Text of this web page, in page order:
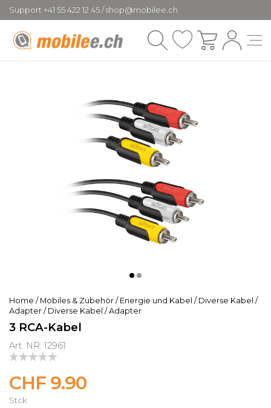
Support +41 55 422 12 45 / shop@mobilee.ch
Home / Mobiles & Zubehör / Energie und Kabel / Diverse Kabel /
Adapter / Diverse Kabel / Adapter
3 RCA-Kabel
Art. NR: 12961
CHF 9.90
Stck